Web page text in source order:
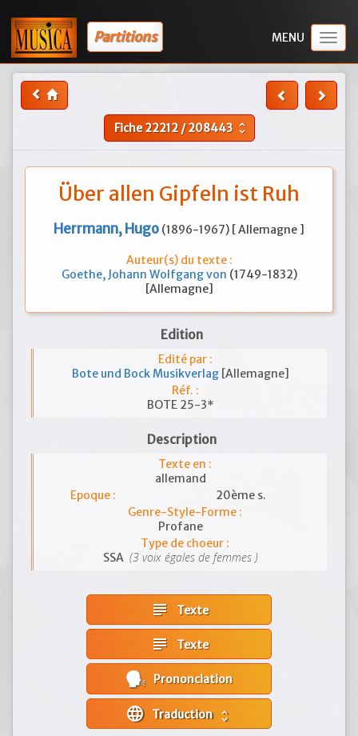
Partitions
Fiche22212/208443 unfold_more
Über allen Gipfeln ist Ruh
Herrmann, Hugo (1896-1967) [ Allemagne ]
Auteur(s) du texte :
Goethe, Johann Wolfgang von (1749-1832)
[Allemagne]
Edition
Edité par :
Bote und Bock Musikverlag [Allemagne]
Réf. :
BOTE 25-3*
Description
Texte en :
allemand
Epoque :
20ème s.
Genre-Style-Forme :
Profane
Type de choeur :
SSA (3 voix égales de femmes )
subject Texte
subject Texte
Prononciation
language unfold_more